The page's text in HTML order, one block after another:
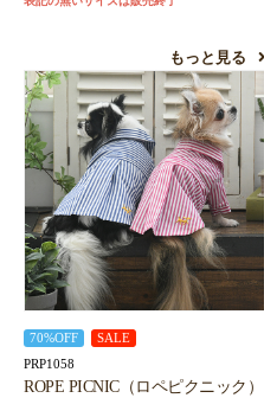
もっと見る
70%OFF SALE
PRP1058
ROPE PICNIC（ロペピクニック）